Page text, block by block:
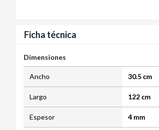
Ficha técnica
Dimensiones
Ancho 30.5 cm
Largo 122 cm
Espesor 4 mm